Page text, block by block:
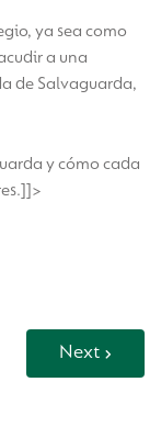
ya sea como
a una
de Salvaguarda,
y cómo cada
Next